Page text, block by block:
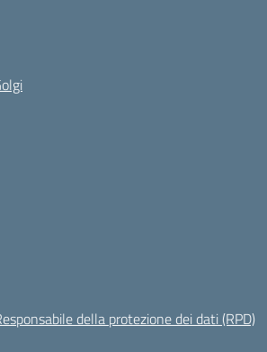
della protezione dei dati (RPD)